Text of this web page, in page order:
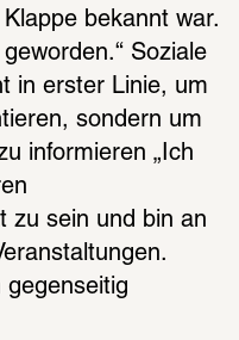
bekannt war.
Soziale
in erster Linie, um
sondern um
informieren „Ich
zu sein und bin an
gegenseitig